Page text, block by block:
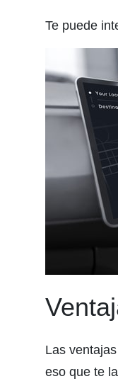
Te puede
Las
eso que te